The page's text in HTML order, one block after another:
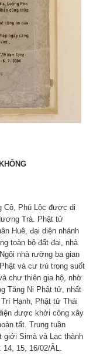
Cô, Phú Lộc được di
Trà. Phật tử
Huê, đại diện nhánh
toàn bộ đất đai, nhà
nhà rường ba gian
và cư trú trong suốt
chư thiên gia hộ, nhờ
Tăng Ni Phật tử, nhất
Hạnh, Phật tử Thái
được khởi công xây
tất. Trung tuần
giới Simà và Lạc thành
15, 16/02/ÂL.